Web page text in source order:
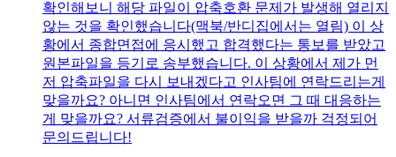
확인해보니 해당 파일이 압축호환 문제가 발생해 열리지
않는 것을 확인했습니다(맥북/반디집에서는 열림) 이 상
황에서 종합면접에 응시했고 합격했다는 통보를 받았고
원본파일을 등기로 송부했습니다. 이 상황에서 제가 먼
저 압축파일을 다시 보내겠다고 인사팀에 연락드리는게
맞을까요? 아니면 인사팀에서 연락오면 그 때 대응하는
게 맞을까요? 서류검증에서 불이익을 받을까 걱정되어
문의드립니다!